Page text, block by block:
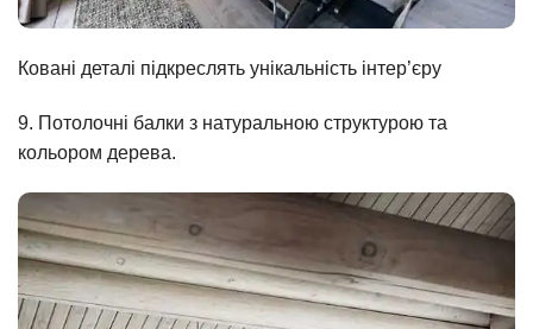
Ковані деталі підкреслять унікальність інтер’єру
9. Потолочні балки з натуральною структурою та
кольором дерева.